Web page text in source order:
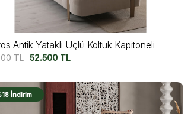
Antik Yataklı Üçlü Koltuk Kapitoneli
TL 52.500TL
İndirim